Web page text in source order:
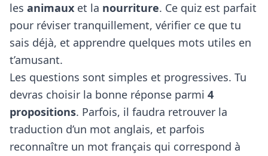
les animaux et la nourriture. Ce quiz est parfait
pour réviser tranquillement, vérifier ce que tu
sais déjà, et apprendre quelques mots utiles en
t’amusant.
Les questions sont simples et progressives. Tu
devras choisir la bonne réponse parmi 4
propositions. Parfois, il faudra retrouver la
traduction d’un mot anglais, et parfois
reconnaître un mot français qui correspond à